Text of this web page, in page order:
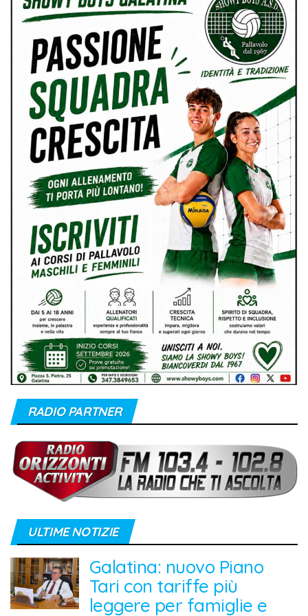
RADIO PARTNER
ULTIME NOTIZIE
Galatina: nuovo Piano
Tari con tariffe più
leggere per famiglie e